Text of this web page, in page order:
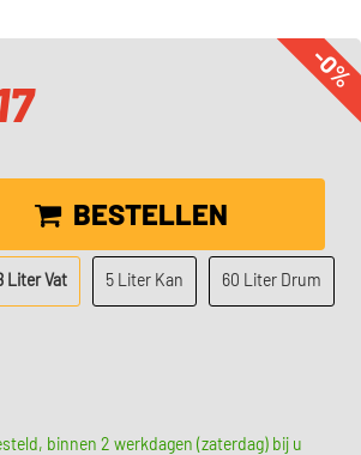
-0%
BESTELLEN
Liter Vat 5 Liter Kan 60 Liter Drum
binnen 2 werkdagen (zaterdag) bij u